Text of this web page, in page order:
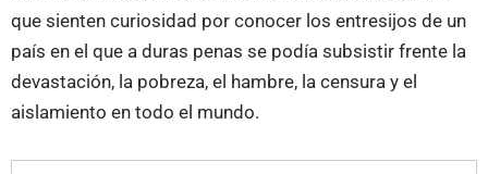
que sienten curiosidad por conocer los entresijos de un
país en el que a duras penas se podía subsistir frente la
devastación, la pobreza, el hambre, la censura y el
aislamiento en todo el mundo.